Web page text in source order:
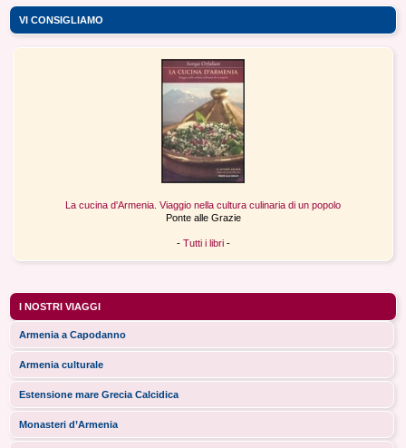
VI CONSIGLIAMO
La cucina d'Armenia. Viaggio nella cultura culinaria di un popolo
Ponte alle Grazie
- Tutti i libri-
I NOSTRI VIAGGI
Armenia a Capodanno
Armenia culturale
Estensione mare Grecia Calcidica
Monasteri d’Armenia